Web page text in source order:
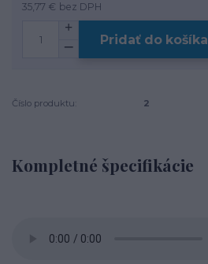
35,77 € bez DPH
Pridať do košíka
Číslo produktu: 2
Kompletné špecifikácie